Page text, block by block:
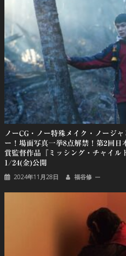
ョ
ン
ノーCG・ノー特殊メイク・ノージ
ー！場面写真一挙8点解禁！第2回日
賞監督作品『ミッシング・チャイル
1/24(金)公開
2024年11月28日 福谷修